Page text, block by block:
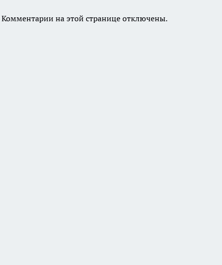
Комментарии на этой странице отключены.